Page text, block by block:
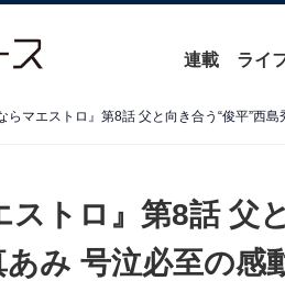
連載 ライ
らマエストロ』第8話 父と向き合う“俊平”西
ストロ』第8話 父
あみ 号泣必至の感